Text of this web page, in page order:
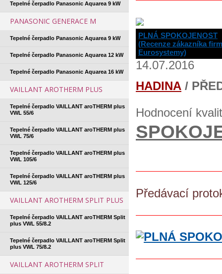
Tepelné čerpadlo Panasonic Aquarea 9 kW
PANASONIC GENERACE M
Tepelné čerpadlo Panasonic Aquarea 9 kW
Tepelné čerpadlo Panasonic Aquarea 12 kW
Tepelné čerpadlo Panasonic Aquarea 16 kW
VAILLANT AROTHERM PLUS
Tepelné čerpadlo VAILLANT aroTHERM plus
VWL 55/6
Tepelné čerpadlo VAILLANT aroTHERM plus
VWL 75/6
Tepelné čerpadlo VAILLANT aroTHERM plus
VWL 105/6
Tepelné čerpadlo VAILLANT aroTHERM plus
VWL 125/6
VAILLANT AROTHERM SPLIT PLUS
Tepelné čerpadlo VAILLANT aroTHERM Split
plus VWL 55/8.2
Tepelné čerpadlo VAILLANT aroTHERM Split
plus VWL 75/8.2
VAILLANT AROTHERM SPLIT
PLNÁ SPOKOJENOST
(Recenze zákazníka
Eurosystemy)
14.07.2016
HADINA /
Hodnocení
Předávací